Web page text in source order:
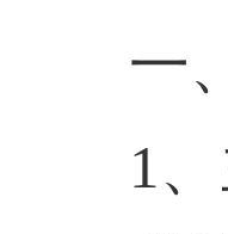
一
1